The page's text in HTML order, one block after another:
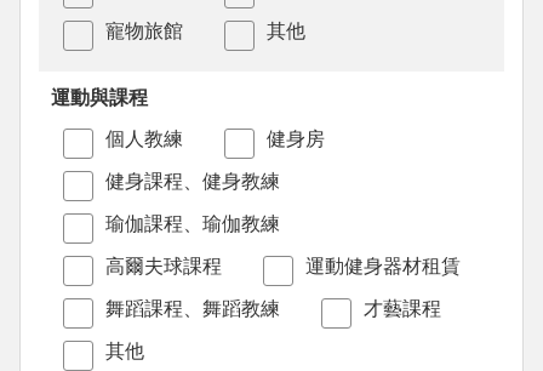
寵物旅館 其他
運動與課程
個人教練
健身房
健身課程、健身教練
瑜伽課程、瑜伽教練
高爾夫球課程 運動健身器材租賃
舞蹈課程、舞蹈教練 才藝課程
其他